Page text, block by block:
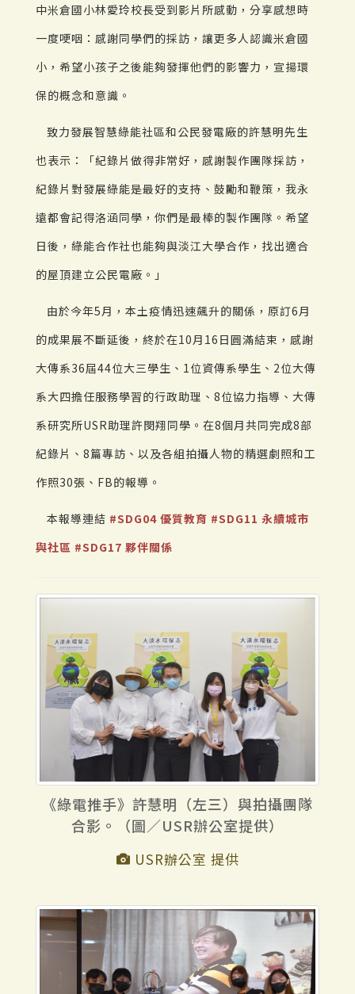
中米倉國小林愛玲校長受到影片所感動，分享感想時
一度哽咽：感謝同學們的採訪，讓更多人認識米倉國
小，希望小孩子之後能夠發揮他們的影響力，宣揚環
保的概念和意識。
致力發展智慧綠能社區和公民發電廠的許慧明先生
也表示：「紀錄片做得非常好，感謝製作團隊採訪，
紀錄片對發展綠能是最好的支持、鼓勵和鞭策，我永
遠都會記得洛涵同學，你們是最棒的製作團隊。希望
日後，綠能合作社也能夠與淡江大學合作，找出適合
的屋頂建立公民電廠。」
由於今年5月，本土疫情迅速飆升的關係，原訂6月
的成果展不斷延後，終於在10月16日圓滿結束，感謝
大傳系36屆44位大三學生、1位資傳系學生、2位大傳
系大四擔任服務學習的行政助理、8位協力指導、大傳
系研究所USR助理許閔翔同學。在8個月共同完成8部
紀錄片、8篇專訪、以及各組拍攝人物的精選劇照和工
作照30張、FB的報導。
本報導連結 #SDG04 優質教育 #SDG11 永續城市
與社區 #SDG17 夥伴關係
《綠電推手》許慧明（左三）與拍攝團隊
合影。（圖／USR辦公室提供）
USR辦公室 提供